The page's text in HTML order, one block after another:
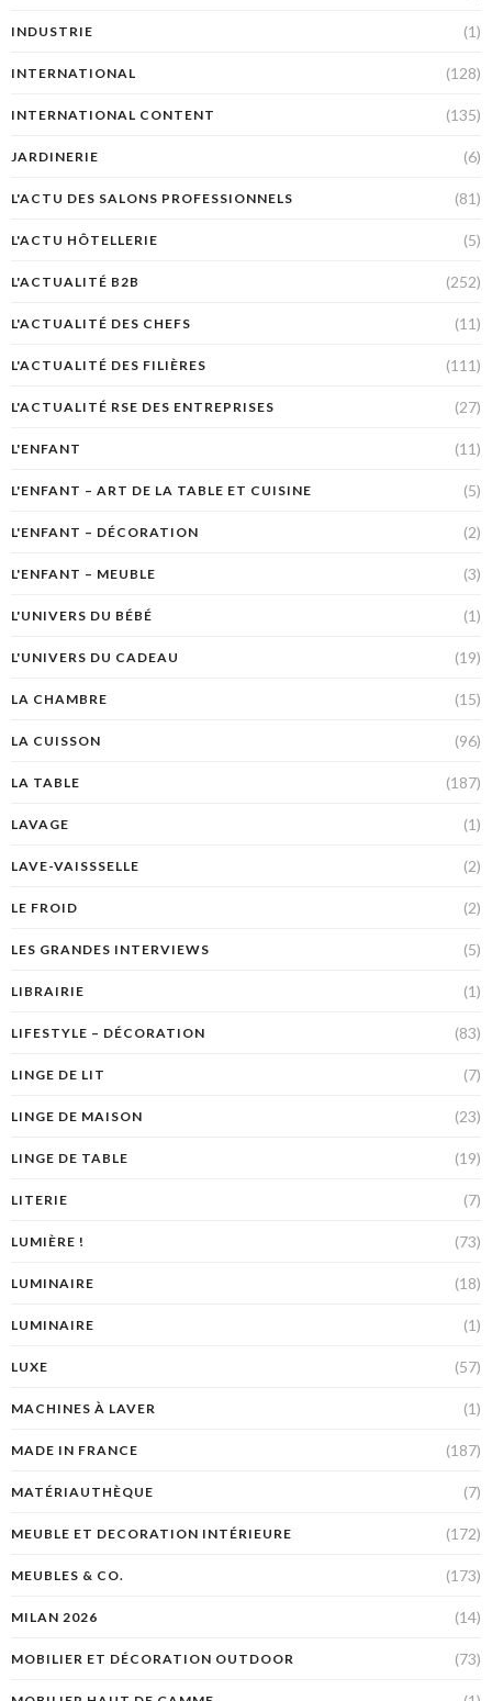
INDUSTRIE (1)
INTERNATIONAL (128)
INTERNATIONAL CONTENT (135)
JARDINERIE (6)
L'ACTU DES SALONS PROFESSIONNELS (81)
L'ACTU HÔTELLERIE (5)
L'ACTUALITÉ B2B (252)
L'ACTUALITÉ DES CHEFS (11)
L'ACTUALITÉ DES FILIÈRES (111)
L'ACTUALITÉ RSE DES ENTREPRISES (27)
L'ENFANT (11)
L'ENFANT – ART DE LA TABLE ET CUISINE (5)
L'ENFANT – DÉCORATION (2)
L'ENFANT – MEUBLE (3)
L'UNIVERS DU BÉBÉ (1)
L'UNIVERS DU CADEAU (19)
LA CHAMBRE (15)
LA CUISSON (96)
LA TABLE (187)
LAVAGE (1)
LAVE-VAISSSELLE (2)
LE FROID (2)
LES GRANDES INTERVIEWS (5)
LIBRAIRIE (1)
LIFESTYLE – DÉCORATION (83)
LINGE DE LIT (7)
LINGE DE MAISON (23)
LINGE DE TABLE (19)
LITERIE (7)
LUMIÈRE ! (73)
LUMINAIRE (18)
LUMINAIRE (1)
LUXE (57)
MACHINES À LAVER (1)
MADE IN FRANCE (187)
MATÉRIAUTHÈQUE (7)
MEUBLE ET DECORATION INTÉRIEURE (172)
MEUBLES & CO. (173)
MILAN 2026 (14)
MOBILIER ET DÉCORATION OUTDOOR (73)